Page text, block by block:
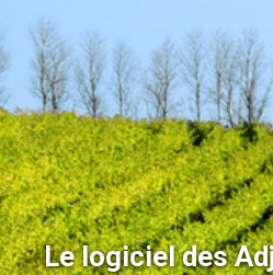
Le logiciel des